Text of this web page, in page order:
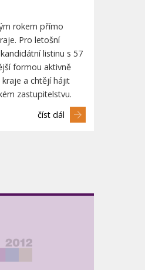
rokem přímo
Pro letošní
listinu s 57
formou aktivně
kraje a chtějí hájit
zastupitelstvu.
číst dál